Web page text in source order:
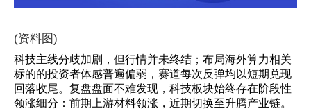
(资料图)
科技主线分歧加剧，但行情并未终结；布局海外算力相关
标的的投资者体感普遍偏弱，赛道每次反弹均以短期兑现
回落收尾。复盘盘面不难发现，科技板块始终存在阶段性
领涨细分：前期上游材料领涨，近期切换至升腾产业链。